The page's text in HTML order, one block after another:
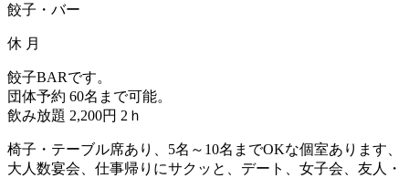
餃子・バー
休 月
餃子BARです。
団体予約 60名まで可能。
飲み放題 2,200円 2ｈ
椅子・テーブル席あり、5名～10名までOKな個室あります、
大人数宴会、仕事帰りにサクッと、デート、女子会、友人・